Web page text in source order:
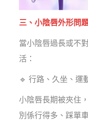
三、小陰唇外形問
當小陰唇過長或不
活：
🔹 行路、久坐、運
小陰唇長期被夾住
別係行得多、踩單